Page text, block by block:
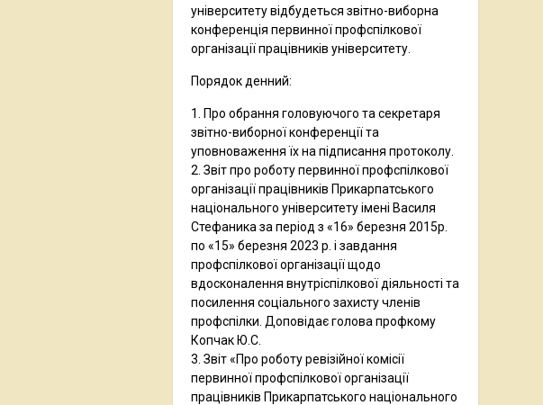
університету відбудеться звітно-виборна
конференція первинної профспілкової
організації працівників університету.
Порядок денний:
1. Про обрання головуючого та секретаря
звітно-виборної конференції та
уповноваження їх на підписання протоколу.
2. Звіт про роботу первинної профспілкової
організації працівників Прикарпатського
національного університету імені Василя
Стефаника за період з «16» березня 2015р.
по «15» березня 2023 р. і завдання
профспілкової організації щодо
вдосконалення внутріспілкової діяльності та
посилення соціального захисту членів
профспілки. Доповідає голова профкому
Копчак Ю.С.
3. Звіт «Про роботу ревізійної комісії
первинної профспілкової організації
працівників Прикарпатського національного